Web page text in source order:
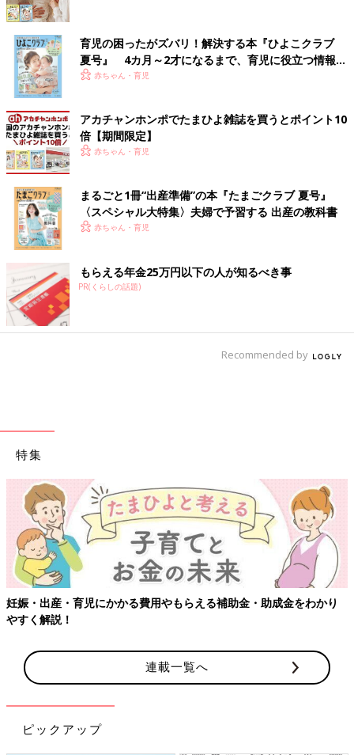
育児の困ったがズバリ！解決する本『ひよこクラブ
夏号』 4カ月～2才になるまで、育児に役立つ情報が
いっぱい！
赤ちゃん・育児
アカチャンホンポでたまひよ雑誌を買うとポイント10
倍【期間限定】
赤ちゃん・育児
まるごと1冊“出産準備”の本『たまごクラブ 夏号』
〈スペシャル大特集〉夫婦で予習する 出産の教科書
赤ちゃん・育児
もらえる年金25万円以下の人が知るべき事
PR(くらしの話題)
Recommended by
特集
妊娠・出産・育児にかかる費用やもらえる補助金・助成金をわかり
やすく解説！
連載一覧へ
ピックアップ